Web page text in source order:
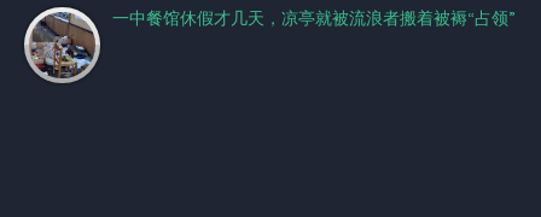
一中餐馆休假才几天，凉亭就被流浪者搬着被褥“占领”